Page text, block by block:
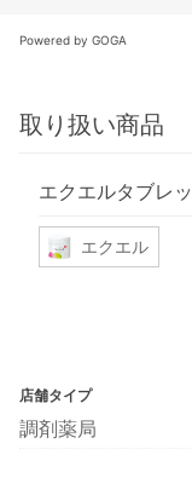
Powered by GOGA
取り扱い商品
エクエルタブレ
エクエル
店舗タイプ
調剤薬局